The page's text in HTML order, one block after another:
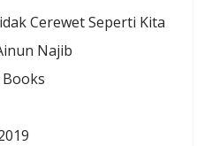
Cerewet Seperti Kita
Najib